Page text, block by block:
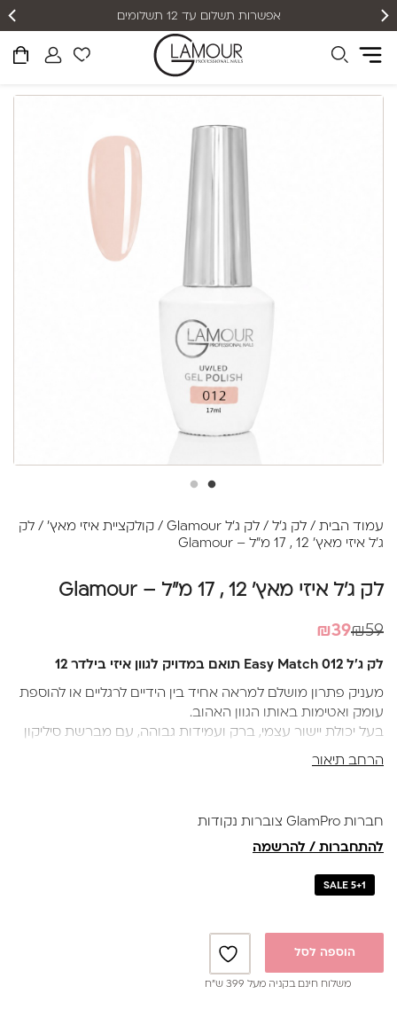
אפשרות תשלום עד 12 תשלומים
עמוד הבית / לק ג'ל / לק ג'ל Glamour / קולקציית איזי מאץ' / לק
ג'ל איזי מאץ' 12 , 17 מ"ל – Glamour
לק ג'ל איזי מאץ' 12 , 17 מ"ל – Glamour
₪59
המחיר
היה:
₪59.
₪39
המחיר
הוא:
₪39.
לק ג'ל Easy Match 012 תואם במדויק לגוון איזי בילדר 12
מעניק פתרון מושלם למראה אחיד בין הידיים לרגליים או להוספת
עומק ואטימות באותו הגוון האהוב.
בעל יכולת יישור עצמי, ברק ועמידות גבוהה, עם מברשת סיליקון
הרחב תיאור
חברות GlamPro צוברות נקודות
להתחברות / להרשמה
SALE 5+1
הוספה לסל
משלוח חינם בקניה מעל 399 ש”ח